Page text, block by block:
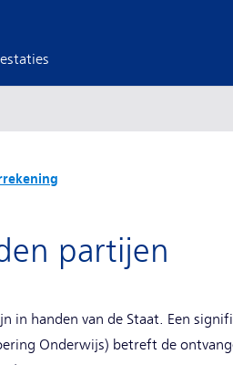
partijen
in handen van de Staat. Een
Onderwijs) betreft de